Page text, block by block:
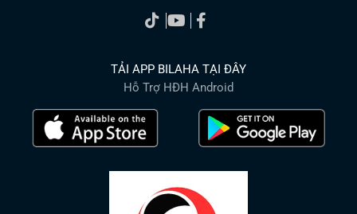
TẢI APP BILAHA TẠI ĐÂY
Hỗ Trợ HĐH Android